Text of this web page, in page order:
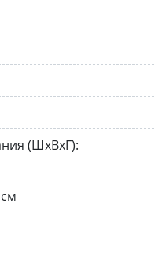
(ШхВхГ):